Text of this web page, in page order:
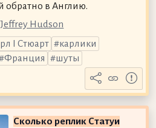
обратно в Англию.
Hudson
I Стюарт
карлики
Франция шуты
Сколько реплик Статуи